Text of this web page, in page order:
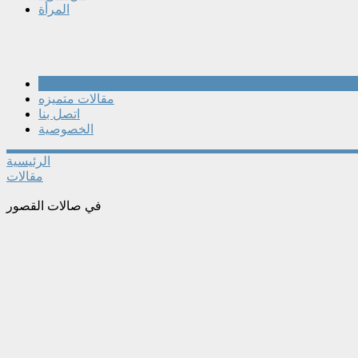
المرأة
مقالات متميزه
اتصل بنا
الخصوصية
الرئيسية
مقالات
في صالات القصور